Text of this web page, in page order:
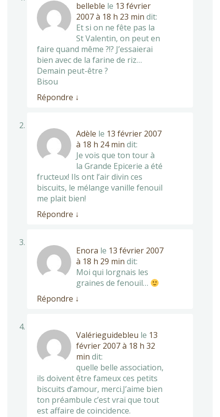
belleble le 13 février
2007 à 18 h 23 min dit:
Et si on ne fête pas la
St Valentin, on peut en
faire quand même ?!? J’essaierai
bien avec de la farine de riz…
Demain peut-être ?
Bisou
Répondre ↓
Adèle le 13 février 2007
à 18 h 24 min dit:
Je vois que ton tour à
la Grande Epicerie a été
fructeux! Ils ont l’air divin ces
biscuits, le mélange vanille fenouil
me plait bien!
Répondre ↓
Enora le 13 février 2007
à 18 h 29 min dit:
Moi qui lorgnais les
graines de fenouil…
Répondre ↓
Valérieguidebleu le 13
février 2007 à 18 h 32
min dit:
quelle belle association,
ils doivent être fameux ces petits
biscuits d’amour, merci.J’aime bien
ton préambule c’est vrai que tout
est affaire de coincidence.